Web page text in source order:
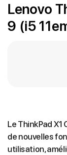
Lenovo
9 (i5
Le ThinkPad
de nouvelles
utilisation,